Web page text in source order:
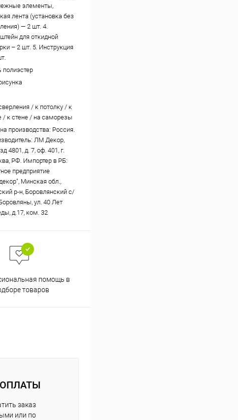
элементы,
лента (установка без
— 2 шт. 4.
для откидной
– 2 шт. 5. Инструкция
полиэстер
/ к потолку / к
/ к стене / на саморезы
производства: Россия.
ЛМ Декор,
4801, д. 7, оф. 401, г.
РФ. Импортер в РБ:
предприятие
Минская обл.,
р-н, Боровлянский с/
ул. 40 Лет
д.17, ком. 32
помощь в
товаров
заказ
или по